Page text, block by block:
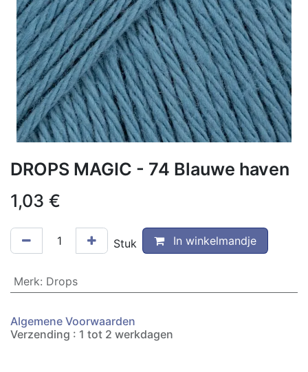
DROPS MAGIC - 74 Blauwe haven
1,03 €
Stuk In winkelmandje
Merk: Drops
Algemene Voorwaarden
Verzending : 1 tot 2 werkdagen